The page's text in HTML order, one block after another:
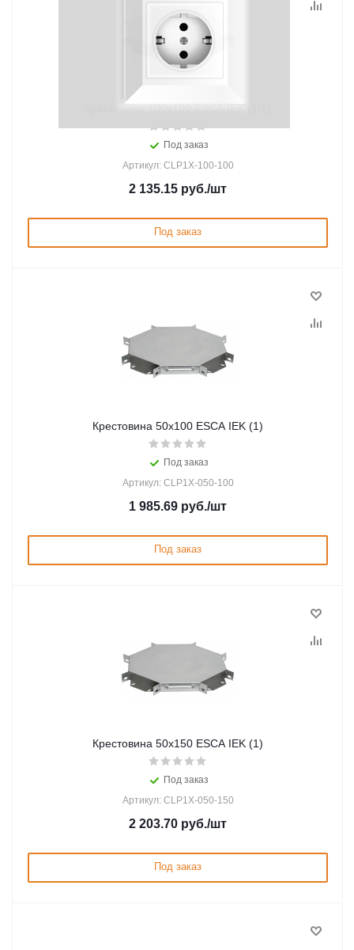
Крестовина 100х100 ESCA IEK (1/1)
Под заказ
Артикул: CLP1X-100-100
2 135.15 руб./шт
Под заказ
Крестовина 50х100 ESCA IEK (1)
Под заказ
Артикул: CLP1X-050-100
1 985.69 руб./шт
Под заказ
Крестовина 50х150 ESCA IEK (1)
Под заказ
Артикул: CLP1X-050-150
2 203.70 руб./шт
Под заказ